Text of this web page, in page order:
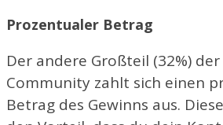
Prozentualer Betrag
Der andere Großteil (32%)
Community zahlt sich einen
Betrag des Gewinns aus.